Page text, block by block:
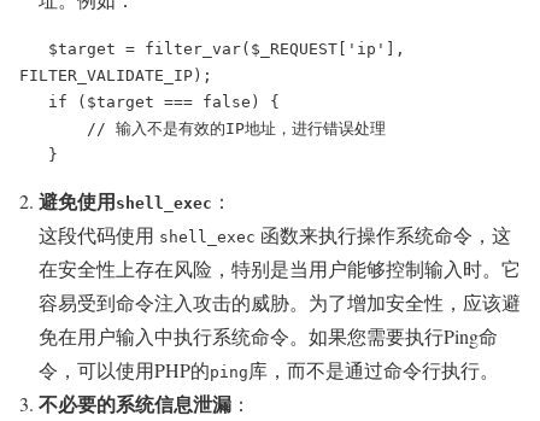
FILTER_VALIDATE_IP);
   }
避免使用shell_exec ：
这段代码使用 shell_exec 函数来执行操作系统命令，这
在安全性上存在风险，特别是当用户能够控制输入时。它
容易受到命令注入攻击的威胁。为了增加安全性，应该避
免在用户输入中执行系统命令。如果您需要执行Ping命
令，可以使用PHP的ping 库，而不是通过命令行执行。
不必要的系统信息泄漏 ：